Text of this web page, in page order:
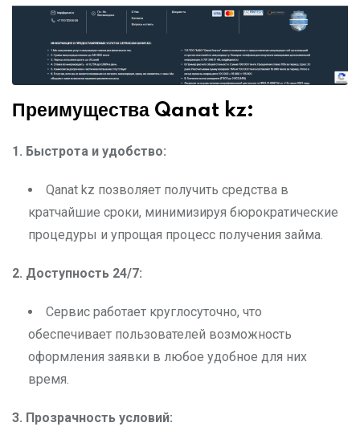
Преимущества Qanat kz:
1. Быстрота и удобство:
Qanat kz позволяет получить средства в
кратчайшие сроки, минимизируя бюрократические
процедуры и упрощая процесс получения займа.
2. Доступность 24/7:
Сервис работает круглосуточно, что
обеспечивает пользователей возможность
оформления заявки в любое удобное для них
время.
3. Прозрачность условий: